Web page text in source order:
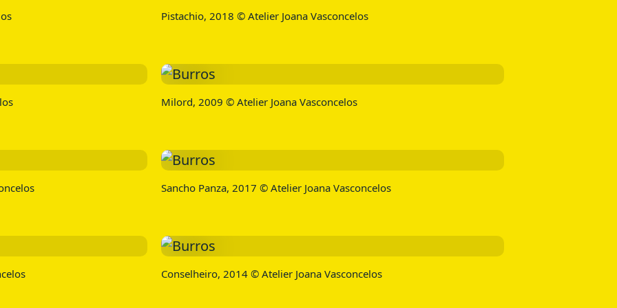
Pistachio, 2018 © Atelier Joana Vasconcelos
Milord, 2009 © Atelier Joana Vasconcelos
Sancho Panza, 2017 © Atelier Joana Vasconcelos
Conselheiro, 2014 © Atelier Joana Vasconcelos